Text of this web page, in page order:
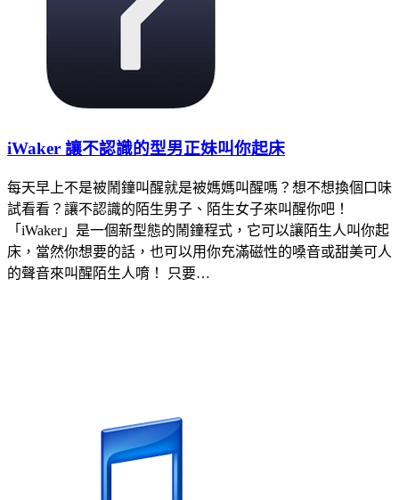
iWaker 讓不認識的型男正妹叫你起床
每天早上不是被鬧鐘叫醒就是被媽媽叫醒嗎？想不想換個口味
試看看？讓不認識的陌生男子、陌生女子來叫醒你吧！
「iWaker」是一個新型態的鬧鐘程式，它可以讓陌生人叫你起
床，當然你想要的話，也可以用你充滿磁性的嗓音或甜美可人
的聲音來叫醒陌生人唷！ 只要…